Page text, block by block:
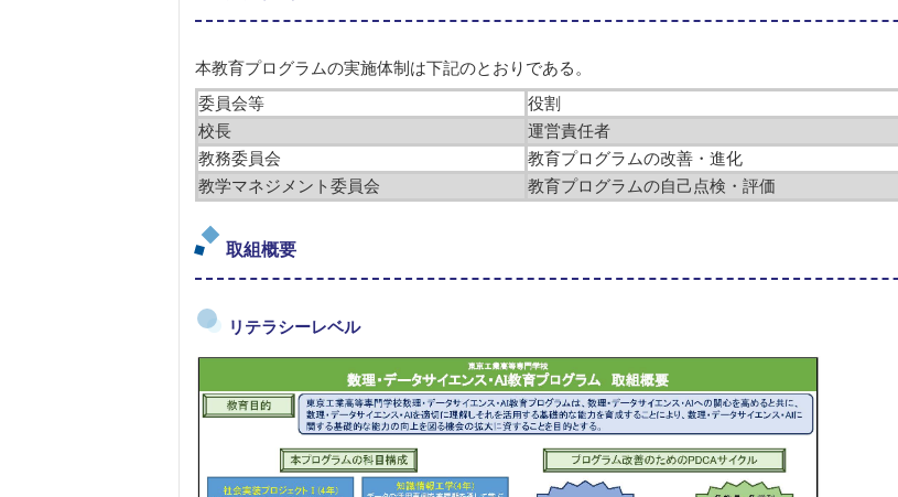
本教育プログラムの実施体制は下記のとおりである。
委員会等
役割
校長
運営責任者
教務委員会
教育プログラムの改善・進化
教学マネジメント委員会
教育プログラムの自己点検・評価
取組概要
リテラシーレベル